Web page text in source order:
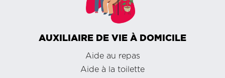
AUXILIAIRE DE VIE À DOMICILE
Aide au repas
Aide à la toilette